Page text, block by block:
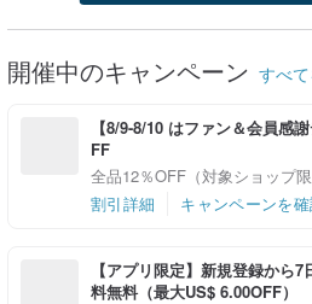
開催中のキャンペーン すべ
【8/9-8/10 はファン＆会員感
FF
全品12％OFF（対象ショップ限
割引詳細
キャンペーンを
【アプリ限定】新規登録から
料無料（最大US$ 6.00OFF）